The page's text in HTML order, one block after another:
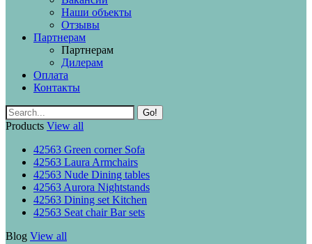
Наши объекты
Отзывы
Партнерам
Партнерам
Дилерам
Оплата
Контакты
Go!
Products View all
42563 Green corner Sofa
42563 Laura Armchairs
42563 Nude Dining tables
42563 Aurora Nightstands
42563 Dining set Kitchen
42563 Seat chair Bar sets
Blog View all